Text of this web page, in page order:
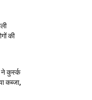
की
कुर्स्क
कब्जा,